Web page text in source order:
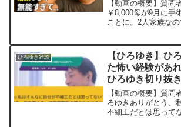
ゆき切り抜き
【動画の概要】質
￥8,000母が9月に手
ことに。2人家族な
互いの仕事を覚えて
らお互いの仕事を覚
ひろゆき雑談
【ひろゆき】ひ
た怖い経験があ
ひろゆき切り抜
【動画の概要】質
ろゆきありがとう、
不細工だとは思って